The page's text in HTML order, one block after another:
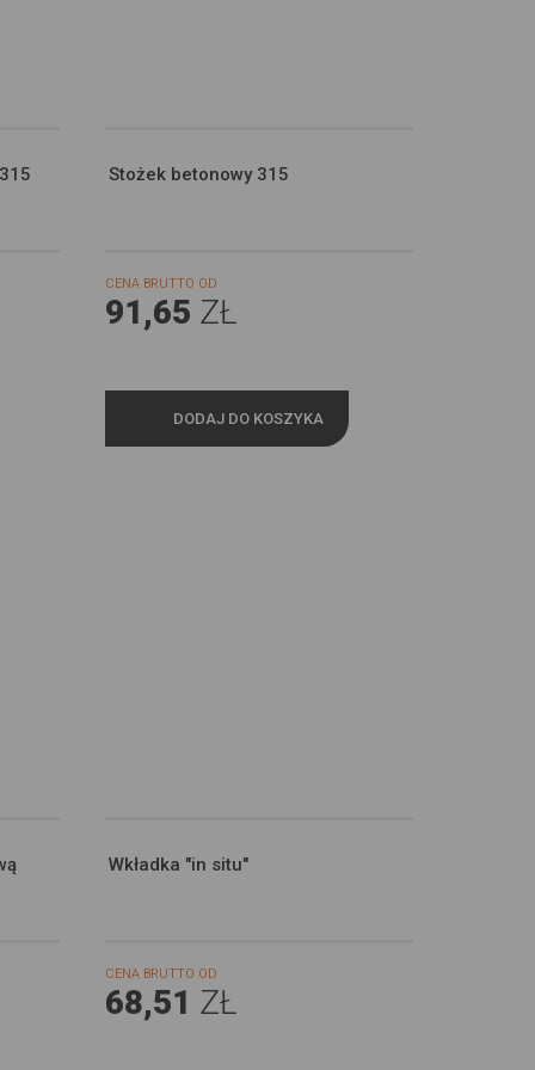
Stożek betonowy 315
CENA BRUTTO OD
91,65 ZŁ
DODAJ DO KOSZYKA
Wkładka "in situ"
CENA BRUTTO OD
68,51 ZŁ